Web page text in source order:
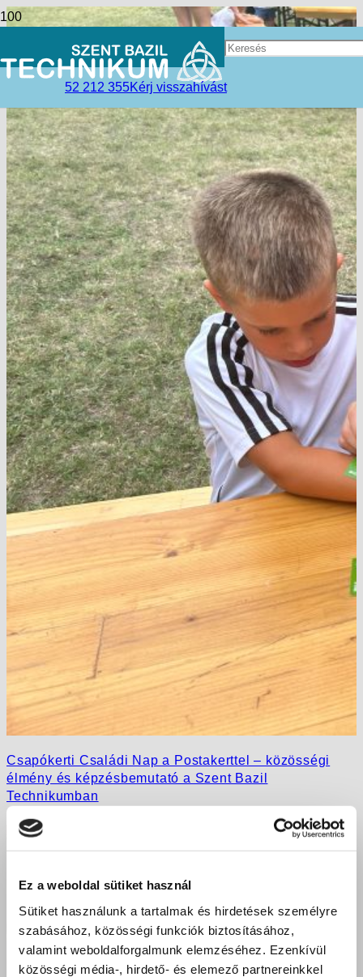
Ez a weboldal sütiket használ
Sütiket használunk a tartalmak és hirdetések személyre
szabásához, közösségi funkciók biztosításához,
valamint weboldalforgalmunk elemzéséhez. Ezenkívül
közösségi média-, hirdető- és elemező partnereinkkel
52 212 355Kérj visszahívást
Csapókerti Családi Nap a Postakerttel – közösségi
élmény és képzésbemutató a Szent Bazil
Technikumban